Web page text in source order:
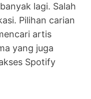
lagi. Salah
Pilihan carian
artis
yang juga
Spotify